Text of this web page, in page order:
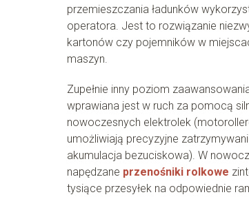
przemieszczania ładunków
operatora. Jest to rozwiązanie
kartonów czy pojemników w
maszyn.
Zupełnie inny poziom
wprawiana jest w ruch za pomocą
nowoczesnych elektrolek
umożliwiają precyzyjne
akumulacja bezuciskowa). W
napędzane przenośniki rolkowe
tysiące przesyłek na odpowiednie